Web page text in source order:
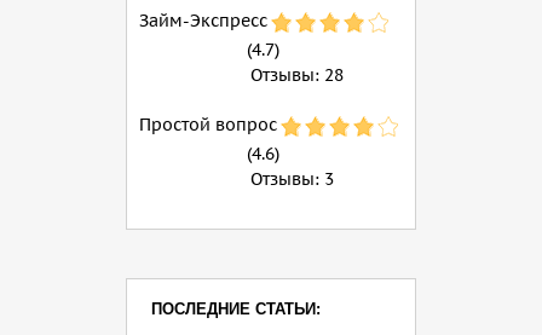
Займ-Экспресс
(4.7)
Отзывы: 28
Простой вопрос
(4.6)
Отзывы: 3
ПОСЛЕДНИЕ СТАТЬИ: